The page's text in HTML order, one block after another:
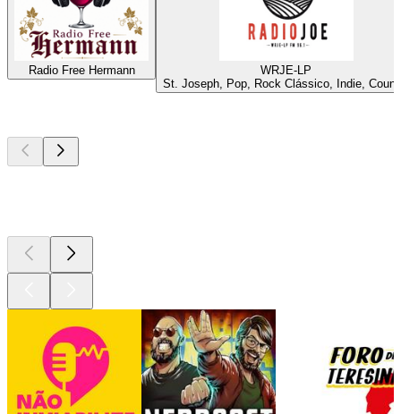
Radio Free Hermann
WRJE-LP
St. Joseph, Pop, Rock Clássico, Indie,